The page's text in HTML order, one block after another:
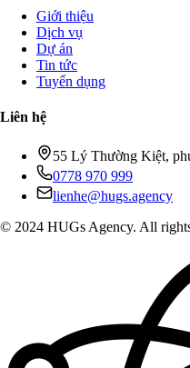
Giới thiệu
Dịch vụ
Dự án
Tin tức
Tuyển dụng
Liên hệ
55 Lý Thường Kiệt,
0778 970 999
lienhe@hugs.agency
© 2024 HUGs Agency. All